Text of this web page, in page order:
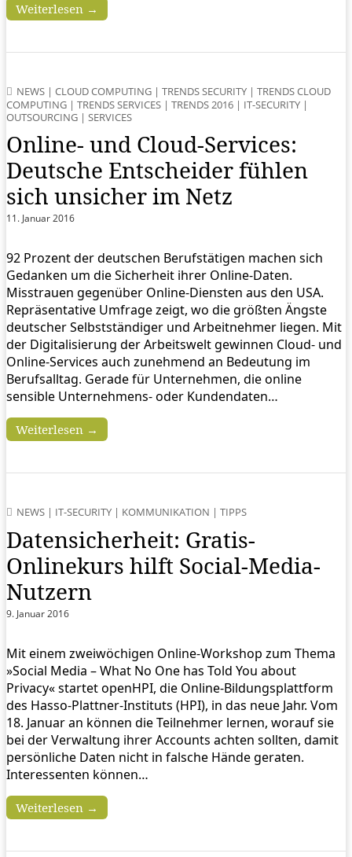
Weiterlesen →
NEWS | CLOUD COMPUTING | TRENDS SECURITY | TRENDS CLOUD
COMPUTING | TRENDS SERVICES | TRENDS 2016 | IT-SECURITY |
OUTSOURCING | SERVICES
Online- und Cloud-Services:
Deutsche Entscheider fühlen
sich unsicher im Netz
11. Januar 2016
92 Prozent der deutschen Berufstätigen machen sich
Gedanken um die Sicherheit ihrer Online-Daten.
Misstrauen gegenüber Online-Diensten aus den USA.
Repräsentative Umfrage zeigt, wo die größten Ängste
deutscher Selbstständiger und Arbeitnehmer liegen. Mit
der Digitalisierung der Arbeitswelt gewinnen Cloud- und
Online-Services auch zunehmend an Bedeutung im
Berufsalltag. Gerade für Unternehmen, die online
sensible Unternehmens- oder Kundendaten…
Weiterlesen →
NEWS | IT-SECURITY | KOMMUNIKATION | TIPPS
Datensicherheit: Gratis-
Onlinekurs hilft Social-Media-
Nutzern
9. Januar 2016
Mit einem zweiwöchigen Online-Workshop zum Thema
»Social Media – What No One has Told You about
Privacy« startet openHPI, die Online-Bildungsplattform
des Hasso-Plattner-Instituts (HPI), in das neue Jahr. Vom
18. Januar an können die Teilnehmer lernen, worauf sie
bei der Verwaltung ihrer Accounts achten sollten, damit
persönliche Daten nicht in falsche Hände geraten.
Interessenten können…
Weiterlesen →